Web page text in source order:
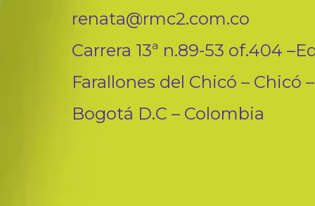
renata@rmc2.com.co
Carrera 13ª n.89-53 of.404
Farallones del Chicó – Chicó –
Bogotá D.C – Colombia